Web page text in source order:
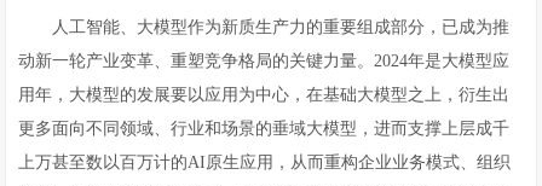
人工智能、大模型作为新质生产力的重要组成部分，已成为推
动新一轮产业变革、重塑竞争格局的关键力量。2024年是大模型应
用年，大模型的发展要以应用为中心，在基础大模型之上，衍生出
更多面向不同领域、行业和场景的垂域大模型，进而支撑上层成千
上万甚至数以百万计的AI原生应用，从而重构企业业务模式、组织